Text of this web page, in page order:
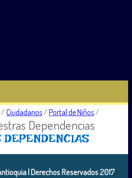
/ Ciudadanos/ Portal de Niños/
Dependencias
| Derechos Reservados 2017